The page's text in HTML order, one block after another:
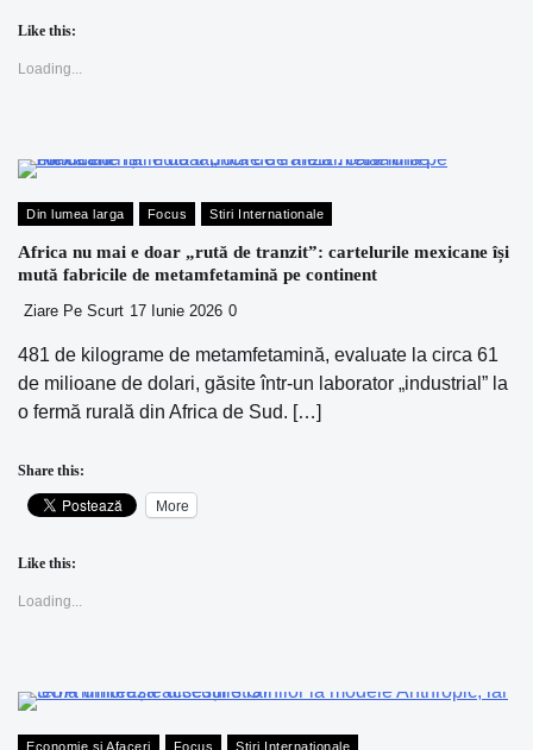
Like this:
Loading...
Din lumea larga Focus Stiri Internationale
Africa nu mai e doar „rută de tranzit”: cartelurile mexicane își
mută fabricile de metamfetamină pe continent
Ziare Pe Scurt 17 Iunie 2026 0
481 de kilograme de metamfetamină, evaluate la circa 61
de milioane de dolari, găsite într-un laborator „industrial” la
o fermă rurală din Africa de Sud. […]
Share this:
More
Like this:
Loading...
Economie si Afaceri Focus Stiri Internationale